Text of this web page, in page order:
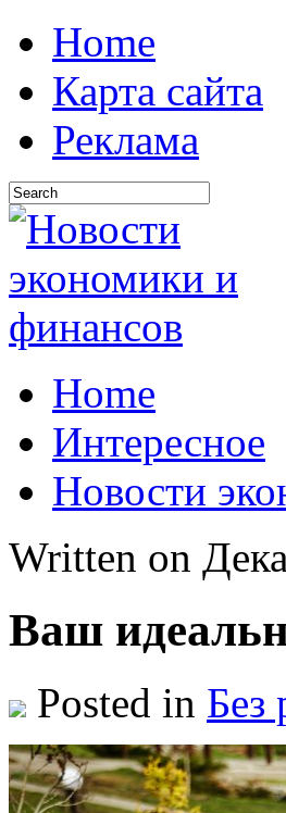
Home
Карта сайта
Реклама
Home
Интересное
Новости
Written on
Ваш
Posted in Без